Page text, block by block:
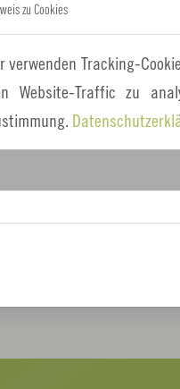
von Partnerinnen und
Architekturbüros oder
werden schließlich
ermittelt
Projekten geschaffen
einfließen – online
coburg.de/news/
zu Cookies
verwenden Tracking-
Website-Traffic zu